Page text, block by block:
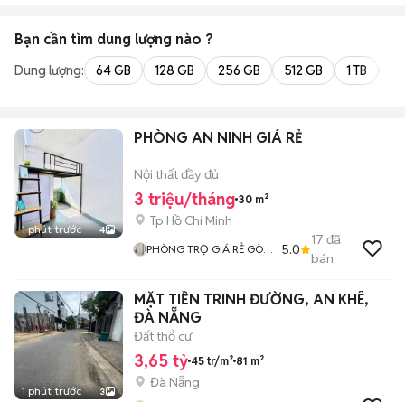
Bạn cần tìm dung lượng nào ?
Dung lượng: 64 GB 128 GB 256 GB 512 GB 1 TB
1 phút trước 4
PHÒNG AN NINH GIÁ RẺ
Nội thất đầy đủ
3 triệu/tháng 30 m²
Tp Hồ Chí Minh
PHÒNG TRỌ GIÁ RẺ GÒ
5.0
17 đã
bán
1 phút trước 3
MẶT TIỀN TRINH ĐƯỜNG, AN KHÊ,
ĐÀ NẴNG
Đất thổ cư
3,65 tỷ 45 tr/m² 81 m²
Đà Nẵng